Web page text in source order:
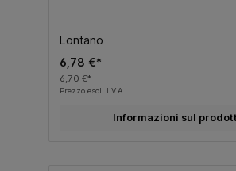
Lontano
6,78 €*
6,70 €*
Prezzo escl. I.V.A.
Informazioni sul